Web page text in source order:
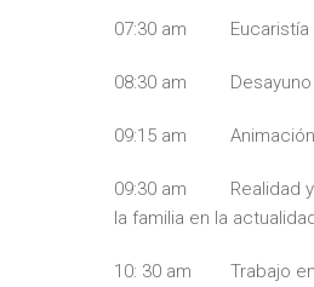
07:30 am Eucaristía
08:30 am Desayuno
09:15 am Animación
09:30 am Realidad y
la familia en la
10: 30 am Trabajo en